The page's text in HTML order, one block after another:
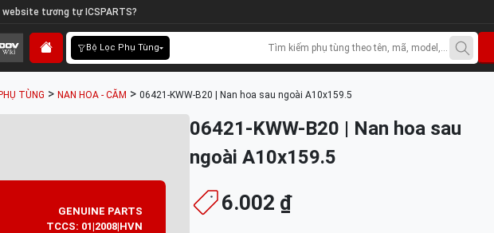
tương tự ICSPARTS?
Bộ Lọc Phụ Tùng
TÙNG > NAN HOA - CĂM > 06421-KWW-B20 | Nan hoa sau ngoài A10x159.5
GENUINE PARTS
TCCS: 01|2008|HVN
06421-KWW-B20 | Nan hoa sau
ngoài A10x159.5
6.002 ₫